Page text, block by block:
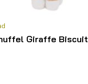
Giraffe Biscuit